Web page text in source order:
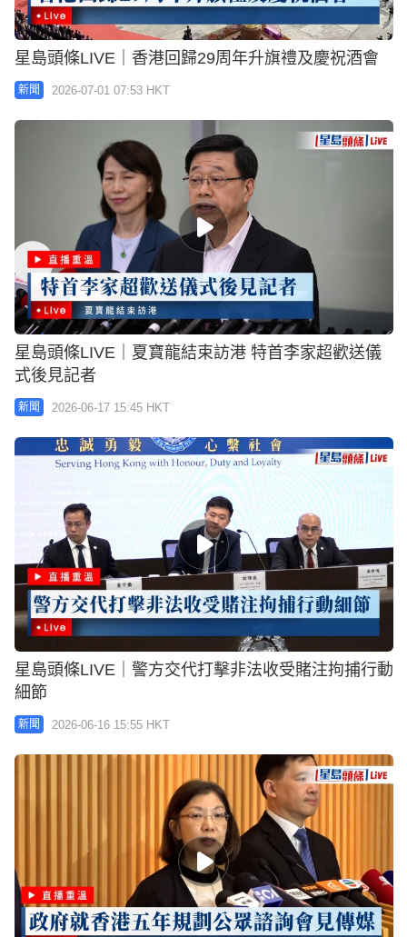
星島頭條LIVE｜香港回歸29周年升旗禮及慶祝酒會
新聞 2026-07-01 07:53 HKT
星島頭條LIVE｜夏寶龍結束訪港 特首李家超歡送儀
式後見記者
新聞 2026-06-17 15:45 HKT
星島頭條LIVE｜警方交代打擊非法收受賭注拘捕行動
細節
新聞 2026-06-16 15:55 HKT